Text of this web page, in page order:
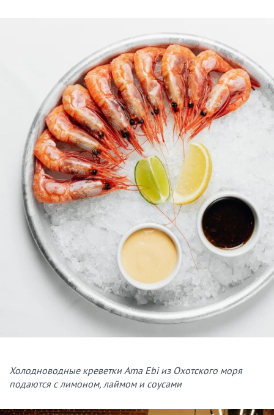
Холодноводные креветки Ama Ebi из Охотского моря
подаются с лимоном, лаймом и соусами